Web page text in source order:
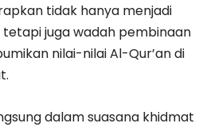
tidak hanya menjadi
juga wadah pembinaan
nilai-nilai Al-Qur’an di
dalam suasana khidmat